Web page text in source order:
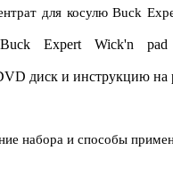
для косулю Buck
Expert Wick'n pad
диск и инструкцию на
набора и способы